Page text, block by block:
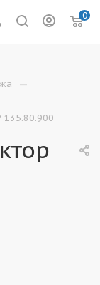
0
—
135.80.900